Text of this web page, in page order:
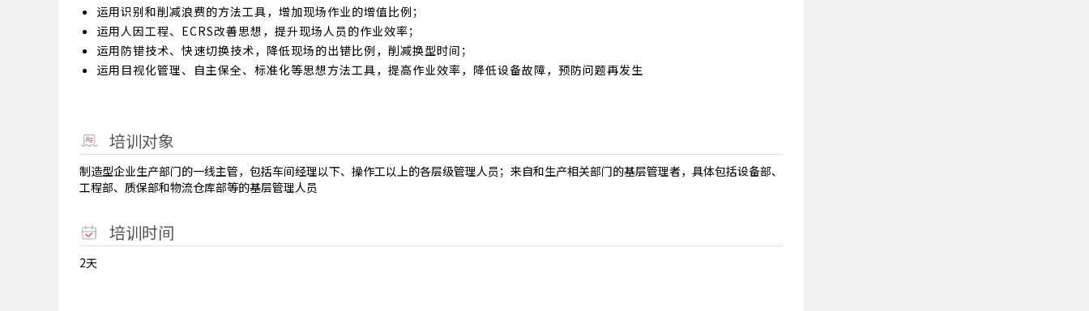
运用识别和削减浪费的方法工具，增加现场作业的增值比例；
运用人因工程、ECRS改善思想，提升现场人员的作业效率；
运用防错技术、快速切换技术，降低现场的出错比例，削减换型时间；
运用目视化管理、自主保全、标准化等思想方法工具，提高作业效率，降低设备故障，预防问题再发生
培训对象
制造型企业生产部门的一线主管，包括车间经理以下、操作工以上的各层级管理人员；来自和生产相关部门的基层管理者，具体包括设备部、
工程部、质保部和物流仓库部等的基层管理人员
培训时间
2天